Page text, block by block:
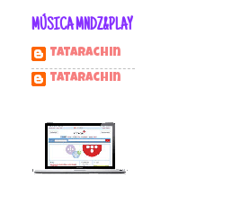
MÚSICA MNDZ&PLAY
Tatarachin
tatarachin